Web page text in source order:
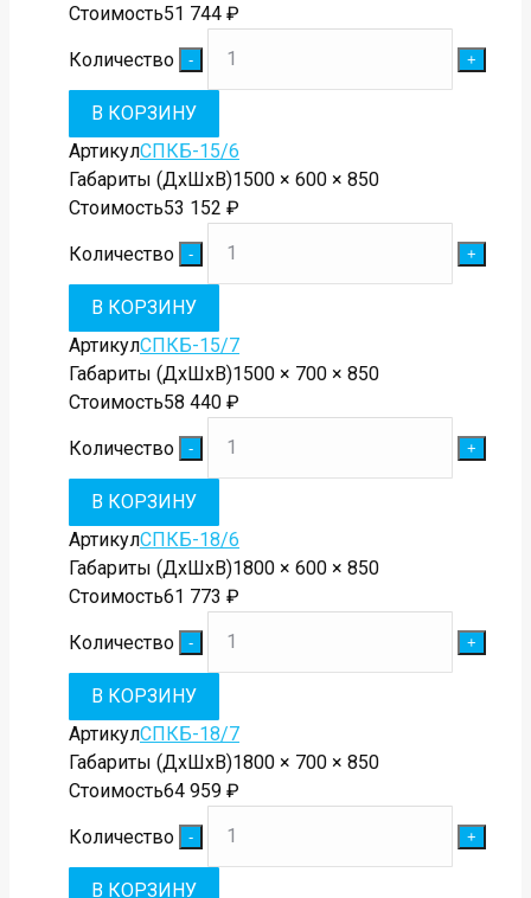
Стоимость51 744 ₽
Количество
В КОРЗИНУ
АртикулСПКБ-15/6
Габариты (ДхШхВ)1500 × 600 × 850
Стоимость53 152 ₽
Количество
В КОРЗИНУ
АртикулСПКБ-15/7
Габариты (ДхШхВ)1500 × 700 × 850
Стоимость58 440 ₽
Количество
В КОРЗИНУ
АртикулСПКБ-18/6
Габариты (ДхШхВ)1800 × 600 × 850
Стоимость61 773 ₽
Количество
В КОРЗИНУ
АртикулСПКБ-18/7
Габариты (ДхШхВ)1800 × 700 × 850
Стоимость64 959 ₽
Количество
В КОРЗИНУ